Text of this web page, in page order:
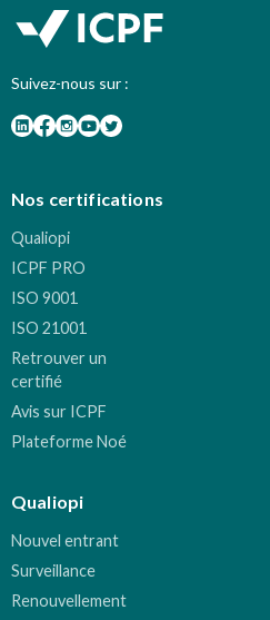
Suivez-nous sur :
Nos certifications
Qualiopi
ICPF PRO
ISO 9001
ISO 21001
Retrouver un
certifié
Avis sur ICPF
Plateforme Noé
Qualiopi
Nouvel entrant
Surveillance
Renouvellement